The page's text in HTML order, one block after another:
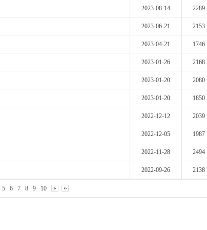
2023-08-14 2289
2023-06-21 2153
2023-04-21 1746
2023-01-26 2168
2023-01-20 2080
2023-01-20 1850
2022-12-12 2039
2022-12-05 1987
2022-11-28 2494
2022-09-26 2138
5 6 7 8 9 10